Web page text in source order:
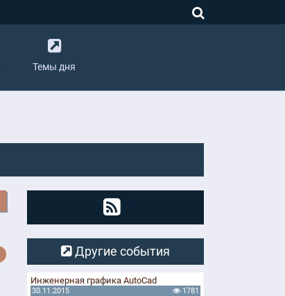
Темы дня
Другие события
Инженерная графика AutoCad
30.11.2015 1781